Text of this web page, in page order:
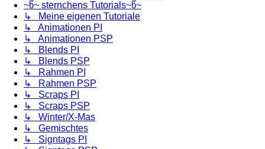
~წ~ sternchens Tutorials~წ~
↳ Meine eigenen Tutoriale
↳ Animationen PI
↳ Animationen PSP
↳ Blends PI
↳ Blends PSP
↳ Rahmen PI
↳ Rahmen PSP
↳ Scraps PI
↳ Scraps PSP
↳ Winter/X-Mas
↳ Gemischtes
↳ Signtags PI